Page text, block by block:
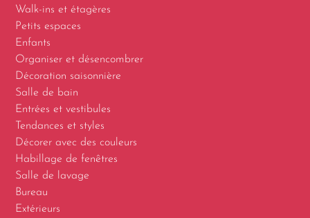
Walk-ins et étagères
Petits espaces
Enfants
Organiser et désencombrer
Décoration saisonnière
Salle de bain
Entrées et vestibules
Tendances et styles
Décorer avec des couleurs
Habillage de fenêtres
Salle de lavage
Bureau
Extérieurs